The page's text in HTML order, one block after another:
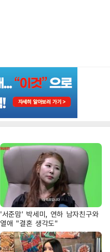
'서준맘' 박세미, 연하 남자친구와
열애 "결혼 생각도"